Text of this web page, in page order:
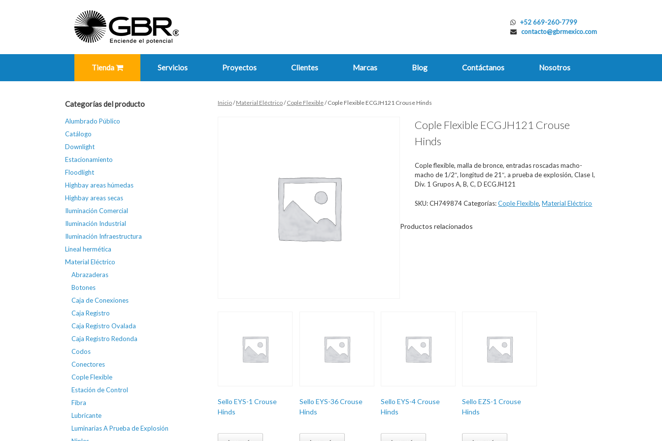
+52 669-260-7799
contacto@gbrmexico.com
Tienda Servicios Proyectos Clientes Marcas Blog Contáctanos Nosotros
Inicio/Material Eléctrico/Cople Flexible/ Cople Flexible ECGJH121 Crouse Hinds
Cople Flexible ECGJH121 Crouse
Hinds
Cople flexible, malla de bronce, entradas roscadas macho-
macho de 1/2″, longitud de 21″, a prueba de explosión, Clase I,
Div. 1 Grupos A, B, C, D ECGJH121
SKU:CH749874 Categorías:Cople Flexible,Material Eléctrico
Productos relacionados
Sello EYS-1 Crouse
Hinds
Sello EYS-36 Crouse
Hinds
Sello EYS-4 Crouse
Hinds
Sello EZS-1 Crouse
Hinds
Categorías del producto
Alumbrado Público
Catálogo
Downlight
Estacionamiento
Floodlight
Highbay areas húmedas
Highbay areas secas
Iluminación Comercial
Iluminación Industrial
Iluminación Infraestructura
Lineal hermética
Material Eléctrico
Abrazaderas
Botones
Caja de Conexiones
Caja Registro
Caja Registro Ovalada
Caja Registro Redonda
Codos
Conectores
Cople Flexible
Estación de Control
Fibra
Lubricante
Luminarias A Prueba de Explosión